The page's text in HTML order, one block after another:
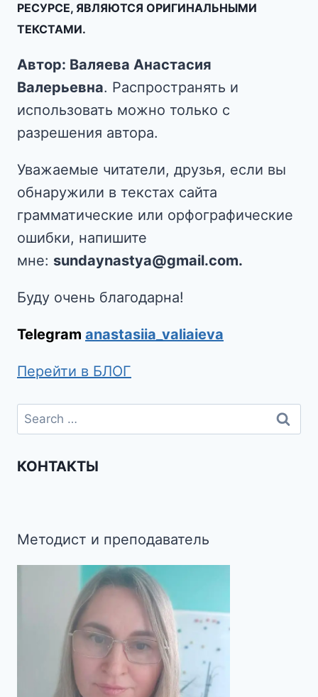
РЕСУРСЕ, ЯВЛЯЮТСЯ ОРИГИНАЛЬНЫМИ
ТЕКСТАМИ.
Автор: Валяева Анастасия
Валерьевна. Распространять и
использовать можно только с
разрешения автора.
Уважаемые читатели, друзья, если вы
обнаружили в текстах сайта
грамматические или орфографические
ошибки, напишите
мне: sundaynastya@gmail.com.
Буду очень благодарна!
Telegram anastasiia_valiaieva
Перейти в БЛОГ
КОНТАКТЫ
Методист и преподаватель